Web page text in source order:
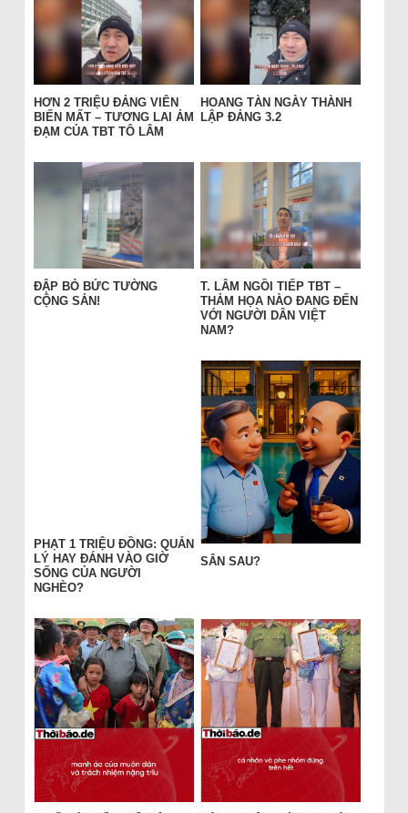
HƠN 2 TRIỆU ĐẢNG VIÊN
BIẾN MẤT – TƯƠNG LAI ẢM
ĐẠM CỦA TBT TÔ LÂM
HOANG TÀN NGÀY THÀNH
LẬP ĐẢNG 3.2
ĐẬP BỎ BỨC TƯỜNG
CỘNG SẢN!
T. LÂM NGỒI TIẾP TBT –
THẢM HỌA NÀO ĐANG ĐẾN
VỚI NGƯỜI DÂN VIỆT
NAM?
PHẠT 1 TRIỆU ĐỒNG: QUẢN
LÝ HAY ĐÁNH VÀO GIỜ
SỐNG CỦA NGƯỜI
NGHÈO?
SÂN SAU?